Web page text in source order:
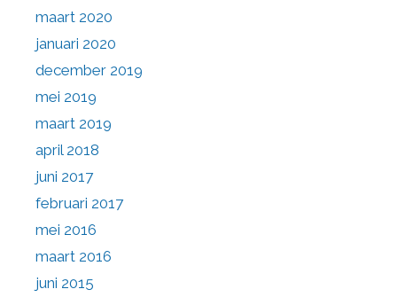
maart 2020
januari 2020
december 2019
mei 2019
maart 2019
april 2018
juni 2017
februari 2017
mei 2016
maart 2016
juni 2015